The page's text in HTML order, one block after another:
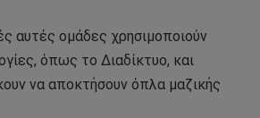
αυτές ομάδες χρησιμοποιούν
όπως το Διαδίκτυο, και
να αποκτήσουν όπλα μαζικής